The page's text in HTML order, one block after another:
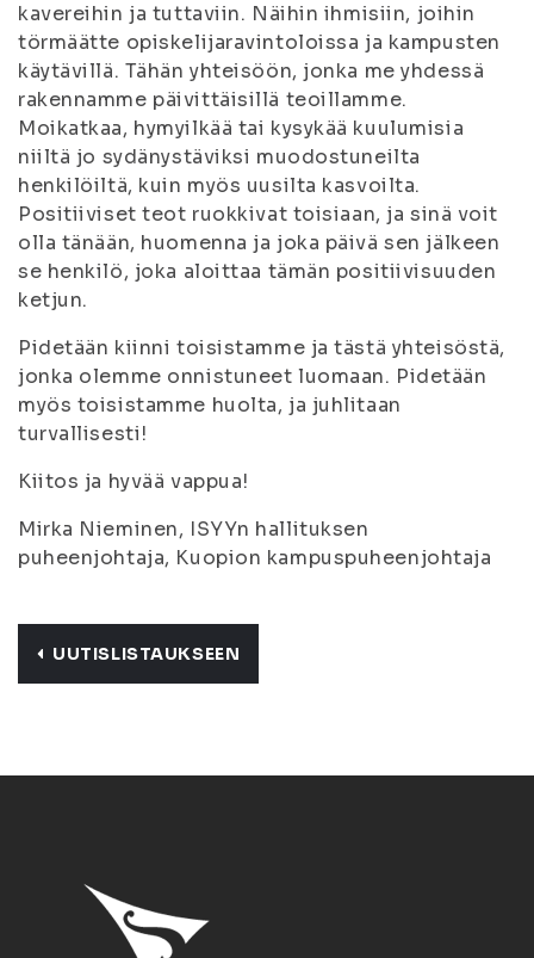
kavereihin ja tuttaviin. Näihin ihmisiin, joihin
törmäätte opiskelijaravintoloissa ja kampusten
käytävillä. Tähän yhteisöön, jonka me yhdessä
rakennamme päivittäisillä teoillamme.
Moikatkaa, hymyilkää tai kysykää kuulumisia
niiltä jo sydänystäviksi muodostuneilta
henkilöiltä, kuin myös uusilta kasvoilta.
Positiiviset teot ruokkivat toisiaan, ja sinä voit
olla tänään, huomenna ja joka päivä sen jälkeen
se henkilö, joka aloittaa tämän positiivisuuden
ketjun.
Pidetään kiinni toisistamme ja tästä yhteisöstä,
jonka olemme onnistuneet luomaan. Pidetään
myös toisistamme huolta, ja juhlitaan
turvallisesti!
Kiitos ja hyvää vappua!
Mirka Nieminen, ISYYn hallituksen
puheenjohtaja, Kuopion kampuspuheenjohtaja
UUTISLISTAUKSEEN